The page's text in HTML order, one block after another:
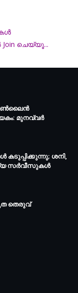
Join ചെയ്യൂ...
ഓൺലൈൻ
മുനവ്വർ
ശനി,
സര്‍വീസുകള്‍
തെരുവ്